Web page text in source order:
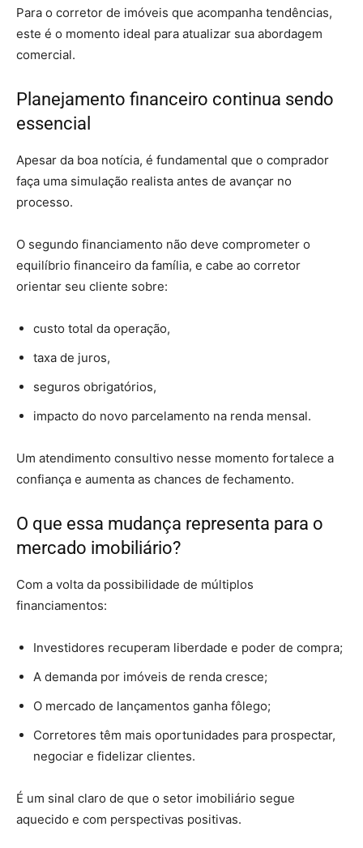
Para o corretor de imóveis que acompanha tendências,
este é o momento ideal para atualizar sua abordagem
comercial.
Planejamento financeiro continua sendo
essencial
Apesar da boa notícia, é fundamental que o comprador
faça uma simulação realista antes de avançar no
processo.
O segundo financiamento não deve comprometer o
equilíbrio financeiro da família, e cabe ao corretor
orientar seu cliente sobre:
custo total da operação,
taxa de juros,
seguros obrigatórios,
impacto do novo parcelamento na renda mensal.
Um atendimento consultivo nesse momento fortalece a
confiança e aumenta as chances de fechamento.
O que essa mudança representa para o
mercado imobiliário?
Com a volta da possibilidade de múltiplos
financiamentos:
Investidores recuperam liberdade e poder de compra;
A demanda por imóveis de renda cresce;
O mercado de lançamentos ganha fôlego;
Corretores têm mais oportunidades para prospectar,
negociar e fidelizar clientes.
É um sinal claro de que o setor imobiliário segue
aquecido e com perspectivas positivas.